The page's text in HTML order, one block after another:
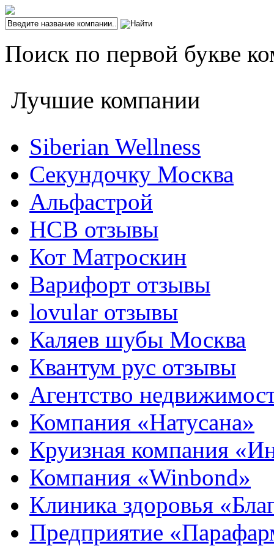
Поиск по первой букве
Лучшие компании
Siberian Wellness
Секундочку Москва
Альфастрой
НСВ отзывы
Кот Матроскин
Варифорт отзывы
lovular отзывы
Каляев шубы Москва
Квантум рус отзывы
Агентство
Компания «Натусана»
Круизная компания
Компания «Winbond»
Клиника здоровья
Предприятие